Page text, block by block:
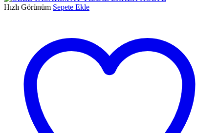
Hızlı Görünüm Sepete Ekle